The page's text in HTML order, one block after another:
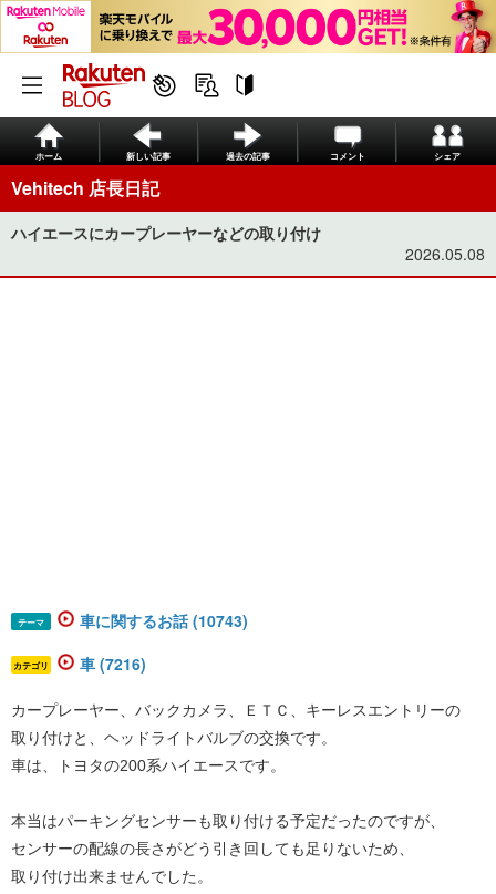
ホーム 新しい記事 過去の記事 コメント シェア
Vehitech 店長日記
ハイエースにカープレーヤーなどの取り付け
2026.05.08
テーマ 車に関するお話 (10743)
カテゴリ 車 (7216)
カープレーヤー、バックカメラ、ＥＴＣ、キーレスエントリーの
取り付けと、ヘッドライトバルブの交換です。
車は、トヨタの200系ハイエースです。
本当はパーキングセンサーも取り付ける予定だったのですが、
センサーの配線の長さがどう引き回しても足りないため、
取り付け出来ませんでした。